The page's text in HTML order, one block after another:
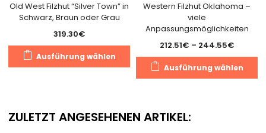
Old West Filzhut “Silver Town” in
Schwarz, Braun oder Grau
319.30€
Ausführung wählen
Produkt
weist
auf.
Western Filzhut Oklahoma –
viele
Anpassungsmöglichkeiten
212.51€ – 244.55€
212.51€
bis
Ausführung wählen
ZULETZT ANGESEHENEN ARTIKEL: